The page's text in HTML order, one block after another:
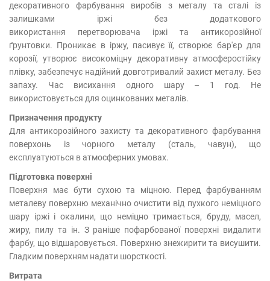
декоративного фарбування виробів з металу та сталі із
залишками іржі без додаткового
використання перетворювача іржі та антикорозійної
ґрунтовки. Проникає в іржу, пасивує її, створює бар'єр для
корозії, утворює високоміцну декоративну атмосферостійку
плівку, забезпечує надійний довготривалий захист металу. Без
запаху. Час висихання одного шару – 1 год. Не
використовується для оцинкованих металів.
Призначення продукту
Для антикорозійного захисту та декоративного фарбування
поверхонь із чорного металу (сталь, чавун), що
експлуатуються в атмосферних умовах.
Підготовка поверхні
Поверхня має бути сухою та міцною. Перед фарбуванням
металеву поверхню механічно очистити від пухкого неміцного
шару іржі і окалини, що неміцно тримається, бруду, масел,
жиру, пилу та ін. З раніше пофарбованої поверхні видалити
фарбу, що відшаровується. Поверхню знежирити та висушити.
Гладким поверхням надати шорсткості.
Витрата